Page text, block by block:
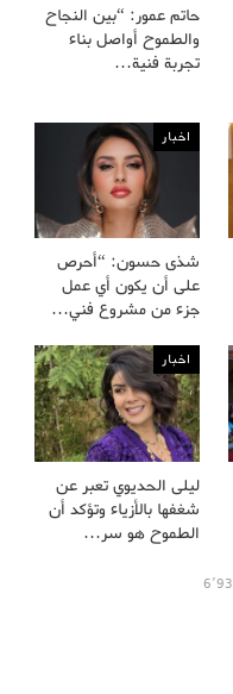
حاتم عمور: “بين النجاح
والطموح أواصل بناء
تجربة فنية…
اخبار
شذى حسون: “أحرص
على أن يكون أي عمل
جزء من مشروع فني…
اخبار
ليلى الحديوي تعبر عن
شغفها بالأزياء وتؤكد أن
الطموح هو سر…